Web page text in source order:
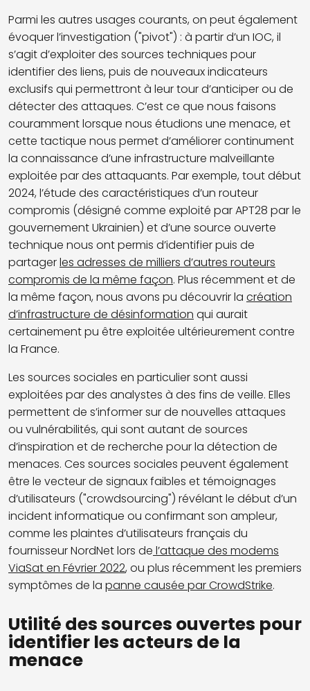
Parmi les autres usages courants, on peut également
évoquer l’investigation ("pivot") : à partir d’un IOC, il
s’agit d’exploiter des sources techniques pour
identifier des liens, puis de nouveaux indicateurs
exclusifs qui permettront à leur tour d’anticiper ou de
détecter des attaques. C’est ce que nous faisons
couramment lorsque nous étudions une menace, et
cette tactique nous permet d’améliorer continument
la connaissance d’une infrastructure malveillante
exploitée par des attaquants. Par exemple, tout début
2024, l’étude des caractéristiques d’un routeur
compromis (désigné comme exploité par APT28 par le
gouvernement Ukrainien) et d’une source ouverte
technique nous ont permis d’identifier puis de
partagerles adresses de milliers d’autres routeurs
compromis de la même façon. Plus récemment et de
la même façon, nous avons pu découvrir la création
d’infrastructure de désinformation qui aurait
certainement pu être exploitée ultérieurement contre
la France.
Les sources sociales en particulier sont aussi
exploitées par des analystes à des fins de veille. Elles
permettent de s’informer sur de nouvelles attaques
ou vulnérabilités, qui sont autant de sources
d’inspiration et de recherche pour la détection de
menaces. Ces sources sociales peuvent également
être le vecteur de signaux faibles et témoignages
d’utilisateurs ("crowdsourcing") révélant le début d’un
incident informatique ou confirmant son ampleur,
comme les plaintes d’utilisateurs français du
fournisseur NordNet lors de l’attaque des modems
ViaSat en Février 2022, ou plus récemment les premiers
symptômes de la panne causée par CrowdStrike.
Utilité des sources ouvertes pour
identifier les acteurs de la
menace